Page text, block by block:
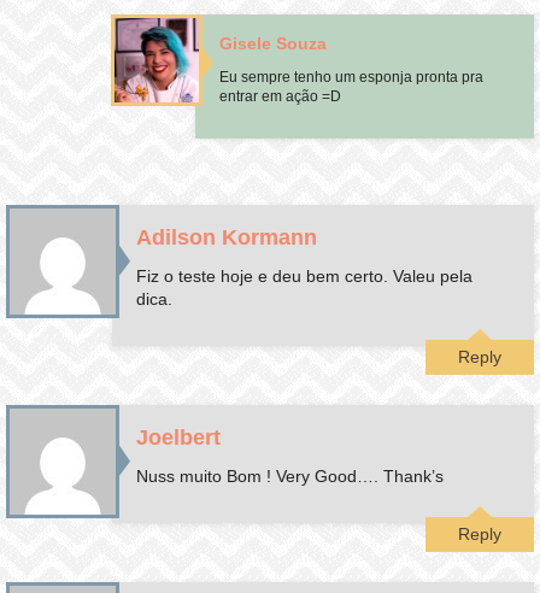
Gisele Souza
Eu sempre tenho um esponja pronta pra
entrar em ação =D
Adilson Kormann
Fiz o teste hoje e deu bem certo. Valeu pela
dica.
Reply
Joelbert
Nuss muito Bom ! Very Good…. Thank’s
Reply